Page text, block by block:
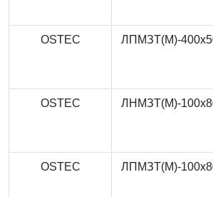
OSTEC ЛПМЗТ(М)-
OSTEC ЛНМЗТ(М)-
OSTEC ЛПМЗТ(М)-